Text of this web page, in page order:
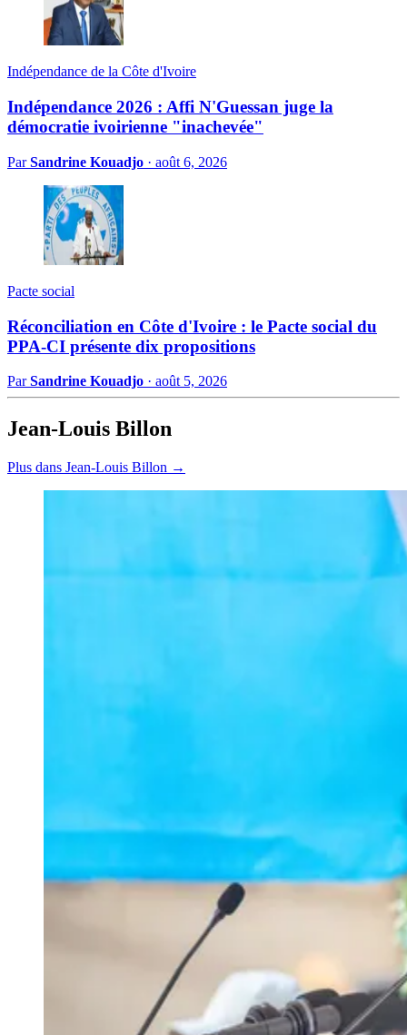
Indépendance de la Côte d'Ivoire
Indépendance 2026 : Affi N'Guessan juge la
démocratie ivoirienne "inachevée"
ParSandrine Kouadjo · août 6, 2026
Pacte social
Réconciliation en Côte d'Ivoire : le Pacte social du
PPA-CI présente dix propositions
ParSandrine Kouadjo · août 5, 2026
Jean-Louis Billon
Plus dans Jean-Louis Billon →